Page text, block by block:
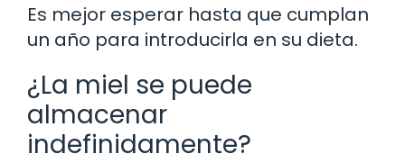
Es mejor esperar hasta que cumplan
un año para introducirla en su dieta.
¿La miel se puede
almacenar
indefinidamente?